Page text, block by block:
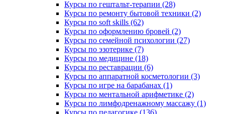
Курсы по гештальт-терапии (28)
Курсы по ремонту бытовой техники (2)
Курсы по soft skills (62)
Курсы по оформлению бровей (2)
Курсы по семейной психологии (27)
Курсы по эзотерике (7)
Курсы по медицине (18)
Курсы по реставрации (6)
Курсы по аппаратной косметологии (3)
Курсы по игре на барабанах (1)
Курсы по ментальной арифметике (2)
Курсы по лимфодренажному массажу (1)